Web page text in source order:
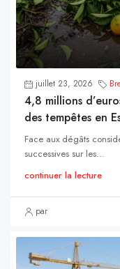
juillet 23, 2026
4,8 millions
des tempêtes en
Face aux dégâts
successives sur les...
continuer la lecture
par